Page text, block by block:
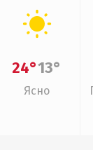
24°13°
Ясно